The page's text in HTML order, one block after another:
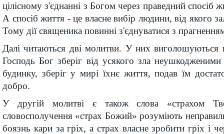
цілісному з'єднанні з Богом через праведний спосіб
А спосіб життя - це власне вибір людини, від якого
Тому дії священика повинні з'єднуватися з
Далі читаються дві молитви. У них
Господь Бог зберіг від усякого зла
будинку, зберіг у мирі їхнє життя, подав їм
добро.
У другій молитві є також слова «страхом
словосполучення «страх Божий» розуміють
боязнь кари за гріх, а страх власне зробити гріх і